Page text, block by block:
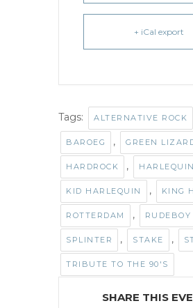
+ iCal export
Tags: ALTERNATIVE ROCK
BAROEG , GREEN
HARDROCK ,
KID HARLEQUIN , KING
ROTTERDAM , RUDEBOY
SPLINTER , STAKE ,
TRIBUTE TO THE 90'S
SHARE THIS